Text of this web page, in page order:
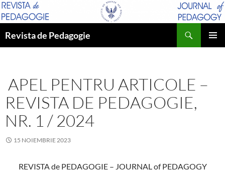
Sari
la
Revista de Pedagogie
APEL PENTRU ARTICOLE –
REVISTA DE PEDAGOGIE,
NR. 1 / 2024
15 NOIEMBRIE 2023
REVISTA de PEDAGOGIE – JOURNAL of PEDAGOGY